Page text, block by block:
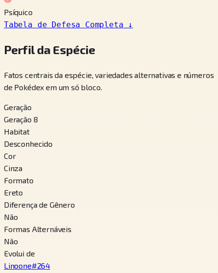
Psíquico
Tabela de Defesa Completa ↓
Perfil da Espécie
Fatos centrais da espécie, variedades alternativas e números
de Pokédex em um só bloco.
Geração
Geração 8
Habitat
Desconhecido
Cor
Cinza
Formato
Ereto
Diferença de Gênero
Não
Formas Alternáveis
Não
Evolui de
Linoone#264